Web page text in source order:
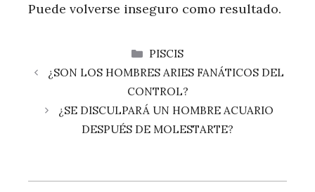
Puede volverse inseguro como resultado.
CATEGORÍAS
PISCIS
¿SON LOS HOMBRES ARIES FANÁTICOS DEL
CONTROL?
¿SE DISCULPARÁ UN HOMBRE ACUARIO
DESPUÉS DE MOLESTARTE?